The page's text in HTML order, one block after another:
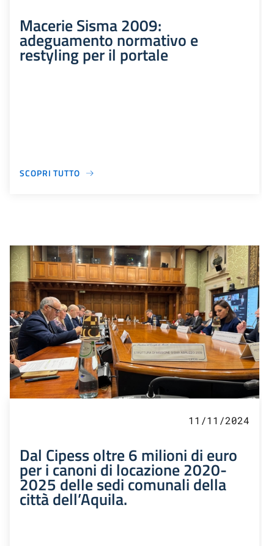
Macerie Sisma 2009:
adeguamento normativo e
restyling per il portale
SCOPRI TUTTO
11/11/2024
Dal Cipess oltre 6 milioni di euro
per i canoni di locazione 2020-
2025 delle sedi comunali della
città dell’Aquila.